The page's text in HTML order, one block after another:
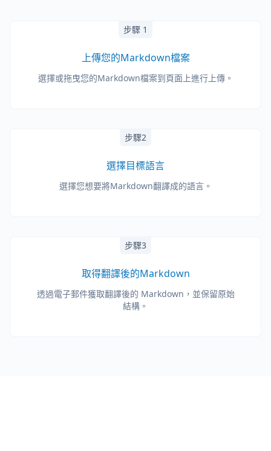
步驟 1
上傳您的Markdown檔案
選擇或拖曳您的Markdown檔案到頁面上進行上傳。
步驟2
選擇目標語言
選擇您想要將Markdown翻譯成的語言。
步驟3
取得翻譯後的Markdown
透過電子郵件獲取翻譯後的 Markdown，並保留原始
結構。